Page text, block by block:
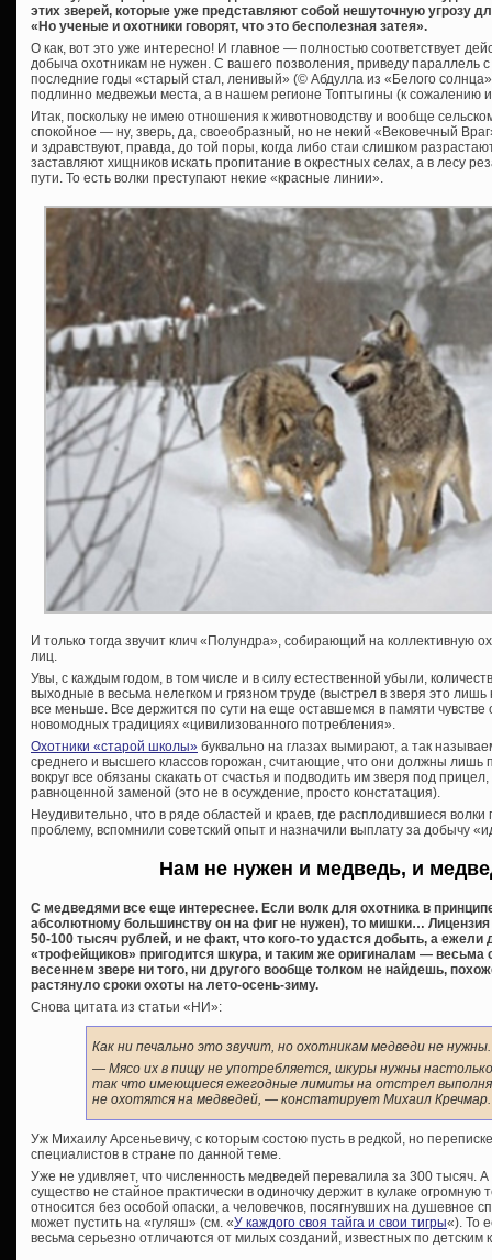
этих зверей, которые уже представляют собой нешуточную угрозу
«Но ученые и охотники говорят, что это бесполезная затея».
О как, вот это уже интересно! И главное — полностью соответствует
добыча охотникам не нужен. С вашего позволения, приведу параллель
последние годы «старый стал, ленивый» (© Абдулла из «Белого
подлинно медвежьи места, а в нашем регионе Топтыгины (к сожалению
Итак, поскольку не имею отношения к животноводству и вообще
спокойное — ну, зверь, да, своеобразный, но не некий «Вековечный
и здравствуют, правда, до той поры, когда либо стаи слишком
заставляют хищников искать пропитание в окрестных селах, а в лесу
пути. То есть волки преступают некие «красные линии».
И только тогда звучит клич «Полундра», собирающий на коллективную
лиц.
Увы, с каждым годом, в том числе и в силу естественной убыли,
выходные в весьма нелегком и грязном труде (выстрел в зверя это
все меньше. Все держится по сути на еще оставшемся в памяти чувстве
новомодных традициях «цивилизованного потребления».
Охотники «старой школы» буквально на глазах вымирают, а так
среднего и высшего классов горожан, считающие, что они должны лишь
вокруг все обязаны скакать от счастья и подводить им зверя под
равноценной заменой (это не в осуждение, просто констатация).
Неудивительно, что в ряде областей и краев, где расплодившиеся
проблему, вспомнили советский опыт и назначили выплату за добычу
Нам не нужен и медведь, и
С медведями все еще интереснее. Если волк для охотника в
абсолютному большинству он на фиг не нужен), то мишки… Лицензия
50-100 тысяч рублей, и не факт, что кого-то удастся добыть, а
«трофейщиков» пригодится шкура, и таким же оригиналам — весьма
весеннем звере ни того, ни другого вообще толком не найдешь,
растянуло сроки охоты на лето-осень-зиму.
Снова цитата из статьи «НИ»:
Как ни печально это звучит, но охотникам медведи не нужны.
— Мясо их в пищу не употребляется, шкуры нужны
так что имеющиеся ежегодные лимиты на отстрел
не охотятся на медведей, — констатирует Михаил Кречмар.
Уж Михаилу Арсеньевичу, с которым состою пусть в редкой, но
специалистов в стране по данной теме.
Уже не удивляет, что численность медведей перевалила за 300 тысяч. А
существо не стайное практически в одиночку держит в кулаке
относится без особой опаски, а человечков, посягнувших на душевное
может пустить на «гуляш» (см. «У каждого своя тайга и свои тигры«). То
весьма серьезно отличаются от милых созданий, известных по детским